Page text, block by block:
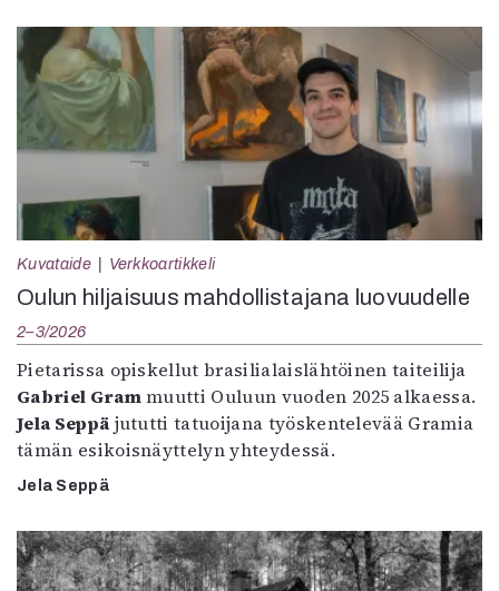
Kuvataide Verkkoartikkeli
Oulun hiljaisuus mahdollistajana luovuudelle
2–3/2026
Pietarissa opiskellut brasilialaislähtöinen taiteilija
Gabriel Grammuutti Ouluun vuoden 2025 alkaessa.
Jela Seppä jututti tatuoijana työskentelevää Gramia
tämän esikoisnäyttelyn yhteydessä.
Jela Seppä